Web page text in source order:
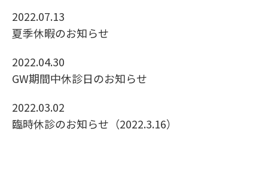
2022.07.13
夏季休暇のお知らせ
2022.04.30
GW期間中休診日のお知らせ
2022.03.02
臨時休診のお知らせ（2022.3.16）